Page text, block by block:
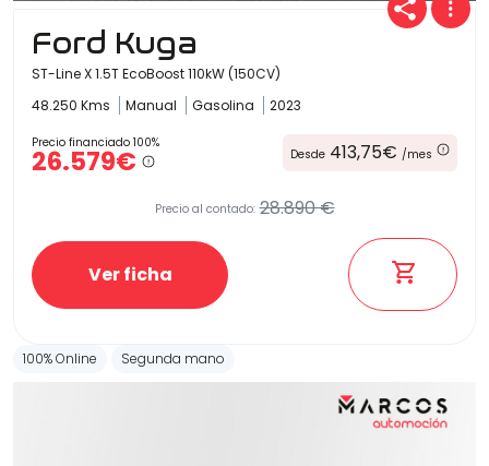
Ford Kuga
ST-Line X 1.5T EcoBoost 110kW (150CV)
48.250 Kms
Manual Gasolina 2023
Precio financiado 100%
26.579€ Desde 413,75€ /mes
Precio al contado: 28.890 €
Ver ficha
100% Online Segunda mano